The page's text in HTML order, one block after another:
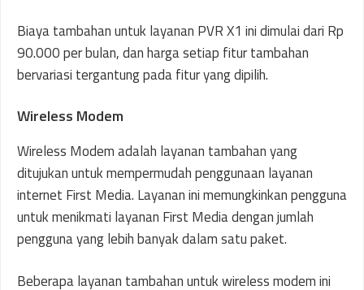
Biaya tambahan untuk layanan PVR X1 ini dimulai dari Rp
90.000 per bulan, dan harga setiap fitur tambahan
bervariasi tergantung pada fitur yang dipilih.
Wireless Modem
Wireless Modem adalah layanan tambahan yang
ditujukan untuk mempermudah penggunaan layanan
internet First Media. Layanan ini memungkinkan pengguna
untuk menikmati layanan First Media dengan jumlah
pengguna yang lebih banyak dalam satu paket.
Beberapa layanan tambahan untuk wireless modem ini